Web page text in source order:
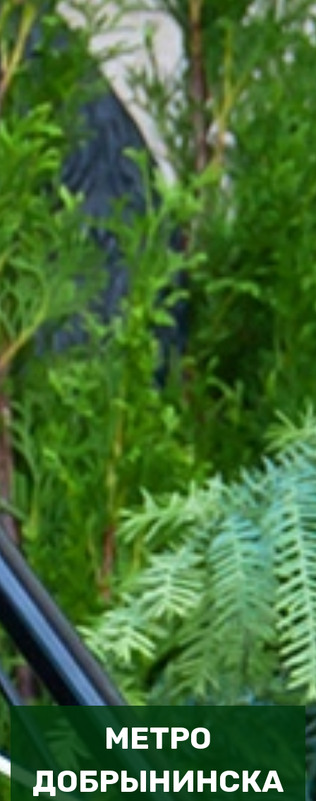
МЕТРО
ДОБРЫНИНСКА